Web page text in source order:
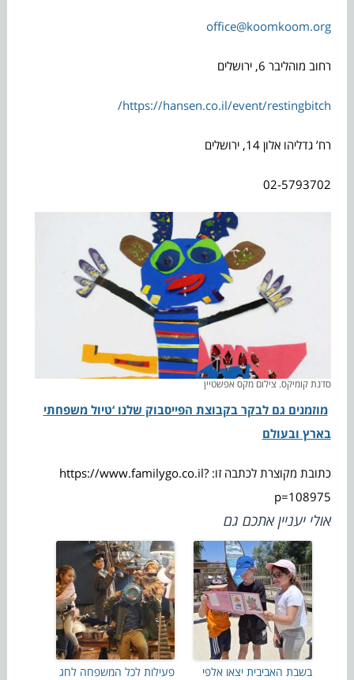
office@koomkoom.org
רחוב מוהליבר 6, ירושלים
https://hansen.co.il/event/restingbitch/
רח’ גדליהו אלון 14, ירושלים
02-5793702
סדנת קומיקס. צילום מקס אפשטיין
מוזמנים גם לבקר בקבוצת הפייסבוק שלנו ‘טיול משפחתי
בארץ ובעולם
כתובת מקוצרת לכתבה זו: https://www.familygo.co.il?
p=108975
אולי יעניין אתכם גם
בשבת האביבית יצאו אלפי
פעילות לכל המשפחה לחג